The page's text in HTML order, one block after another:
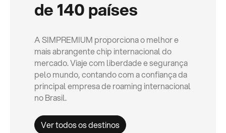
de 140 países
A SIMPREMIUM proporciona o melhor e
mais abrangente chip internacional do
mercado. Viaje com liberdade e segurança
pelo mundo, contando com a confiança da
principal empresa de roaming internacional
no Brasil.
Ver todos os destinos